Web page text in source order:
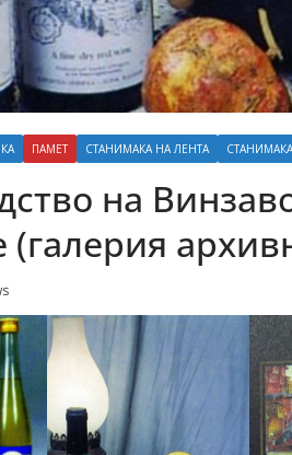
ПАМЕТ СТАНИМАКА НА ЛЕНТА
на
(галерия